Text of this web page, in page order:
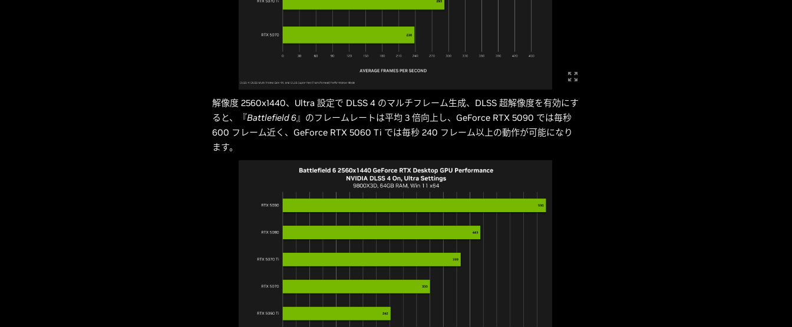
解像度 2560x1440、Ultra 設定で DLSS 4 のマルチフレーム生成、DLSS 超解像度を有効にす
ると、『Battlefield 6』のフレームレートは平均 3 倍向上し、GeForce RTX 5090 では毎秒
600 フレーム近く、GeForce RTX 5060 Ti では毎秒 240 フレーム以上の動作が可能になり
ます。